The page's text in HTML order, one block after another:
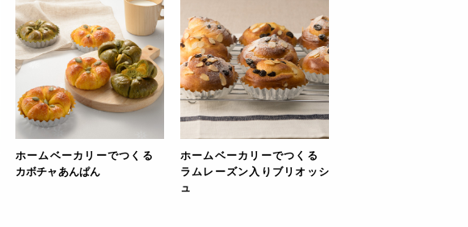
ホームベーカリーでつくる
カボチャあんぱん
ホームベーカリーでつくる
ラムレーズン入りブリオッシ
ュ